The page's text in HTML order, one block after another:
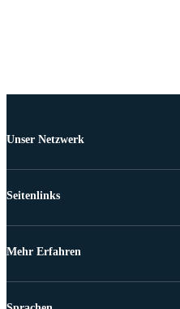
Unser Netzwerk
Seitenlinks
Mehr Erfahren